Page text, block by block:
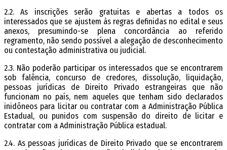
2.2. As inscrições serão gratuitas e abertas a todos os
interessados que se ajustem às regras definidas no edital e seus
anexos, presumindo-se plena concordância ao referido
regramento, não sendo possível a alegação de desconhecimento
ou contestação administrativa ou judicial.
2.3. Não poderão participar os interessados que se encontrarem
sob falência, concurso de credores, dissolução, liquidação,
pessoas jurídicas de Direito Privado estrangeiras que não
funcionam no país, nem aqueles que tenham sido declarados
inidôneos para licitar ou contratar com a Administração Pública
Estadual, ou punidos com suspensão do direito de licitar e
contratar com a Administração Pública estadual.
2.4. As pessoas jurídicas de Direito Privado que se encontrarem